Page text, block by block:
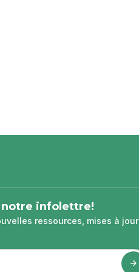
notre infolettre!
ressources, mises à jour